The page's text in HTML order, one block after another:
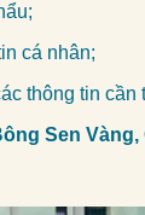
cá nhân;
thông tin
Sen